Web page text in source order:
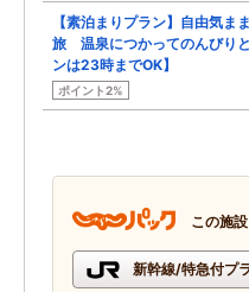
【素泊まりプラン】自由気ま
旅 温泉につかってのんびり
ンは23時までOK】
ポイント2%
この施
新幹線/特急付プ